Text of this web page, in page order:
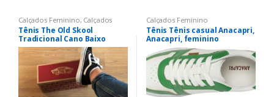
Calçados Feminino, Calçados
Masculino
Tênis The Old Skool
Tradicional Cano Baixo
Unissex Black Ori
Calçados Feminino
Tênis Tênis casual Anacapri,
Anacapri, feminino